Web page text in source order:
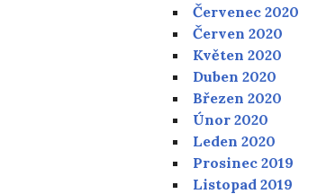
Červenec 2020
Červen 2020
Květen 2020
Duben 2020
Březen 2020
Únor 2020
Leden 2020
Prosinec 2019
Listopad 2019